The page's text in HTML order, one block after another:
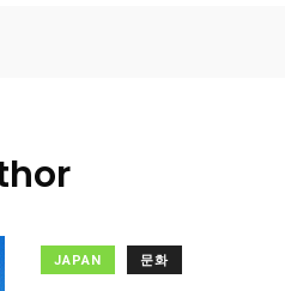
JAPAN 문화